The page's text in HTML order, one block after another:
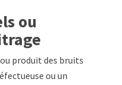
ou
produit des bruits
ou un